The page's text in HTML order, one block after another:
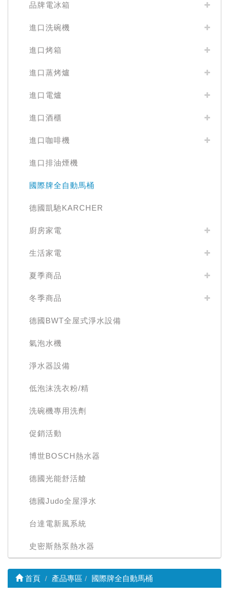
品牌電冰箱
進口洗碗機
進口烤箱
進口蒸烤爐
進口電爐
進口酒櫃
進口咖啡機
進口排油煙機
國際牌全自動馬桶
德國凱馳KARCHER
廚房家電
生活家電
夏季商品
冬季商品
德國BWT全屋式淨水設備
氣泡水機
淨水器設備
低泡沫洗衣粉/精
洗碗機專用洗劑
促銷活動
博世BOSCH熱水器
德國光能舒活艙
德國Judo全屋淨水
台達電新風系統
史密斯熱泵熱水器
首頁 產品專區 國際牌全自動馬桶